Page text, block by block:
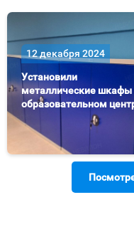
12 декабря 2024
Установили
металлические шкафы
образовательном